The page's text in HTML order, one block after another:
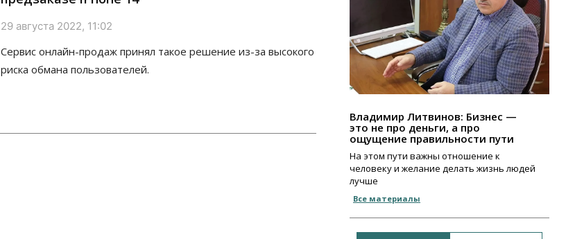
29 августа 2022, 11:02
Сервис онлайн-продаж принял такое решение из-за высокого
риска обмана пользователей.
Владимир Литвинов: Бизнес —
это не про деньги, а про
ощущение правильности пути
На этом пути важны отношение к
человеку и желание делать жизнь людей
лучше
Все материалы